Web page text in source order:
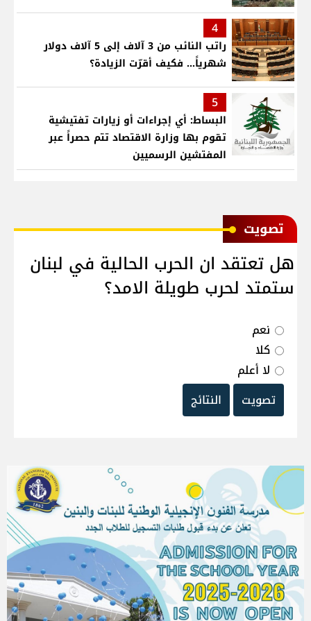
4
راتب النائب من 3 آلاف إلى 5 آلاف دولار
شهرياً... فكيف أقرّت الزيادة؟
5
البساط: أي إجراءات أو زيارات تفتيشية
تقوم بها وزارة الاقتصاد تتم حصراً عبر
المفتشين الرسميين
ﺗﺼﻮﻳﺖ
هل تعتقد ان الحرب الحالية في لبنان
ستمتد لحرب طويلة الامد؟
نعم
كلا
لا أعلم
تصويت
النتائج